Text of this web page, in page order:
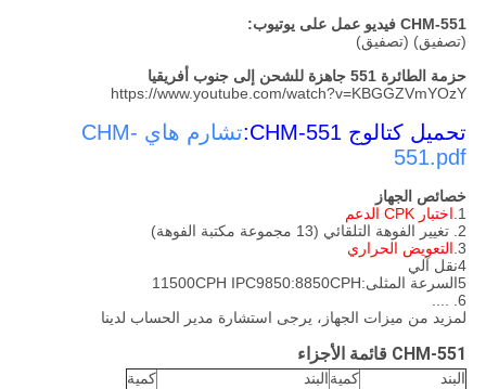
CHM-551 فيديو عمل على يوتيوب:
(تصفيق) (تصفيق)
حزمة الطائرة 551 جاهزة للشحن إلى جنوب أفريقيا
https://www.youtube.com/watch?v=KBGGZVmYOzY
تحميل كتالوج CHM-551:
تشارم هاي CHM-
551.pdf
خصائص الجهاز
1. اختبار CPK الدعم
2. تغيير الفوهة التلقائي (13 مجموعة مكتبة الفوهة)
3. التعويض الحراري
4نقل آلي
5السرعة المثلى:11500CPH IPC9850:8850CPH
6. ....
لمزيد من ميزات الجهاز، يرجى استشارة مدير الحساب لدينا
CHM-551 قائمة الأجزاء
البند كميةالبند
كمية